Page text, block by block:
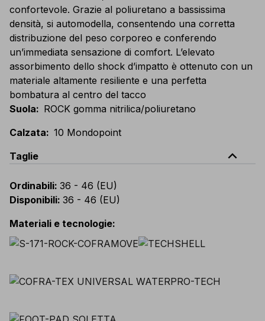
confortevole. Grazie al poliuretano a bassissima
densità, si automodella, consentendo una corretta
distribuzione del peso corporeo e conferendo
un’immediata sensazione di comfort. L’elevato
assorbimento dello shock d’impatto è ottenuto con un
materiale altamente resiliente e una perfetta
bombatura al centro del tacco
Suola: ROCK gomma nitrilica/poliuretano
Calzata: 10 Mondopoint
Taglie
expand_less
Ordinabili: 36 - 46 (EU)
Disponibili: 36 - 46 (EU)
Materiali e tecnologie: